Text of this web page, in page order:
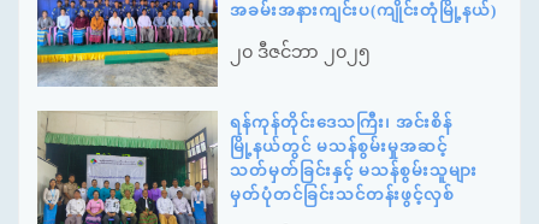
အခမ်းအနားကျင်းပ(ကျိုင်းတုံမြို့နယ်)
၂၀ ဒီဇင်ဘာ ၂၀၂၅
ရန်ကုန်တိုင်းဒေသကြီး၊ အင်းစိန်
မြို့နယ်တွင် မသန်စွမ်းမှုအဆင့်
သတ်မှတ်ခြင်းနှင့် မသန်စွမ်းသူများ
မှတ်ပုံတင်ခြင်းသင်တန်းဖွင့်လှစ်